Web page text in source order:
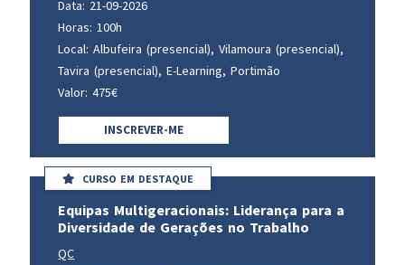
Data: 21-09-2026
Horas: 100h
Local: Albufeira (presencial), Vilamoura (presencial),
Tavira (presencial), E-Learning, Portimão
Valor: 475€
INSCREVER-ME
CURSO EM DESTAQUE
Equipas Multigeracionais: Liderança para a
Diversidade de Gerações no Trabalho
QC